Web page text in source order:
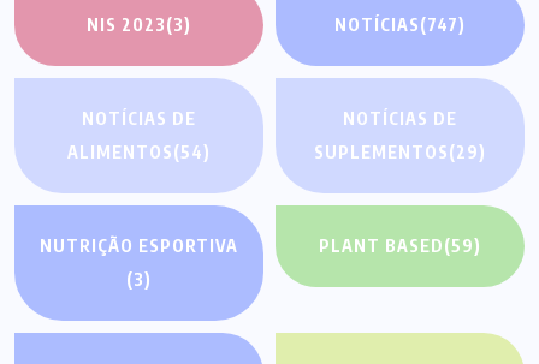
NIS 2023(3) NOTÍCIAS(747)
NOTÍCIAS DE
ALIMENTOS(54)
NOTÍCIAS DE
SUPLEMENTOS(29)
NUTRIÇÃO ESPORTIVA
(3)
PLANT BASED(59)